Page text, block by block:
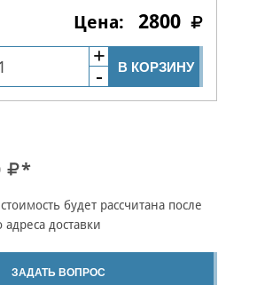
2800
В КОРЗИНУ
*
будет рассчитана после
адреса доставки
ЗАДАТЬ ВОПРОС